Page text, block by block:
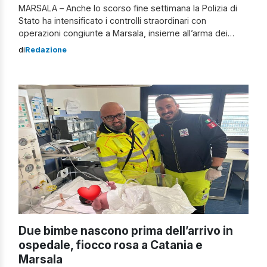
MARSALA – Anche lo scorso fine settimana la Polizia di
Stato ha intensificato i controlli straordinari con
operazioni congiunte a Marsala, insieme all’arma dei
carabinieri, della Guardia di Finanza e della polizia
mirate nel centro storico della città, concentrandosi in
[…]
diRedazione
Due bimbe nascono prima dell’arrivo in
ospedale, fiocco rosa a Catania e
Marsala